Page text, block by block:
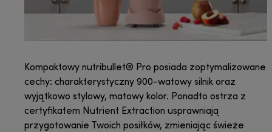
Kompaktowy nutribullet® Pro posiada zoptymalizowane
cechy: charakterystyczny 900-watowy silnik oraz
wyjątkowo stylowy, matowy kolor. Ponadto ostrza z
certyfikatem Nutrient Extraction usprawniają
przygotowanie Twoich posiłków, zmieniając świeże